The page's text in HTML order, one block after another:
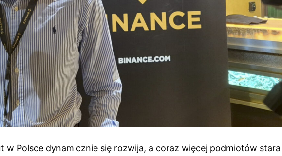
w Polsce dynamicznie się rozwija, a coraz więcej podmiotów stara